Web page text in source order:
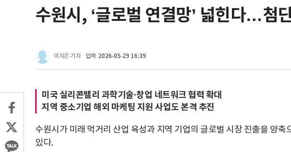
수원시, ‘글로벌 연결망’ 넓힌다…첨
이지은 기자 입력 2026-05-29 16:39
미국 실리콘밸리 과학기술·창업 네트워크 협력 확대
지역 중소기업 해외 마케팅 지원 사업도 본격 추진
수원시가 미래 먹거리 산업 육성과 지역 기업의 글로벌 시장 진출을 양
있다.